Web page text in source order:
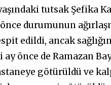
tutsak Şefika
durumunun
edildi, ancak
önce de Ramazan
götürüldü ve